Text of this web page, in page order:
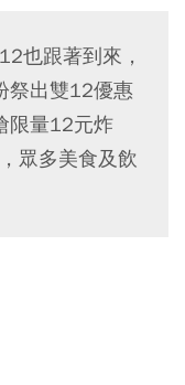
也跟著到來，
祭出雙12優惠
限量12元炸
眾多美食及飲